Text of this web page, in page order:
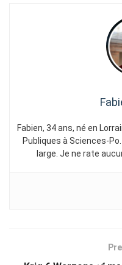
Fabien, 34 ans, né en
Publiques à Sciences-
large. Je ne rate